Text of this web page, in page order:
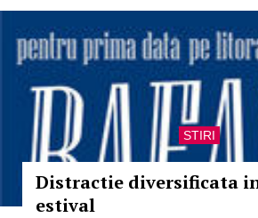
STIRI
Distractie diversificata
estival